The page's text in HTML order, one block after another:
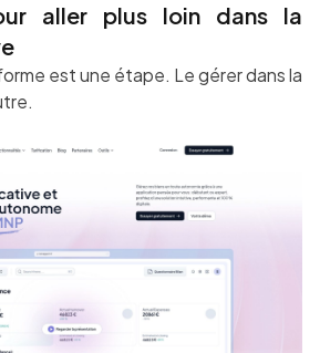
aller plus loin dans la
est une étape. Le gérer dans la